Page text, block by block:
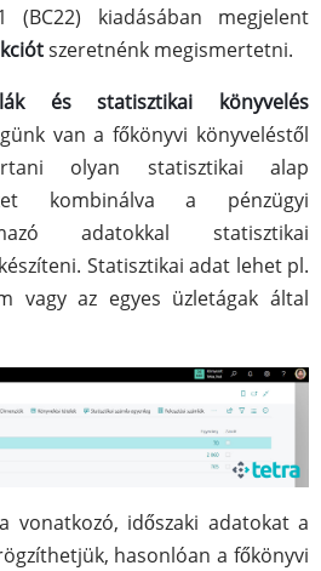
kiadásában megjelent
szeretnénk megismertetni.
és statisztikai könyvelés
van a főkönyvi könyveléstől
olyan statisztikai alap
kombinálva a pénzügyi
adatokkal statisztikai
Statisztikai adat lehet pl.
vagy az egyes üzletágak által
vonatkozó, időszaki adatokat a
hasonlóan a főkönyvi